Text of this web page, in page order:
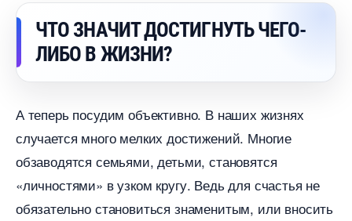
ЧТО ЗНАЧИТ ДОСТИГНУТЬ ЧЕГО-
ЛИБО В ЖИЗНИ?
А теперь посудим объективно. В наших жизнях
случается много мелких достижений. Многие
обзаводятся семьями, детьми, становятся
«личностями» в узком кругу. Ведь для счастья не
обязательно становиться знаменитым, или вносить